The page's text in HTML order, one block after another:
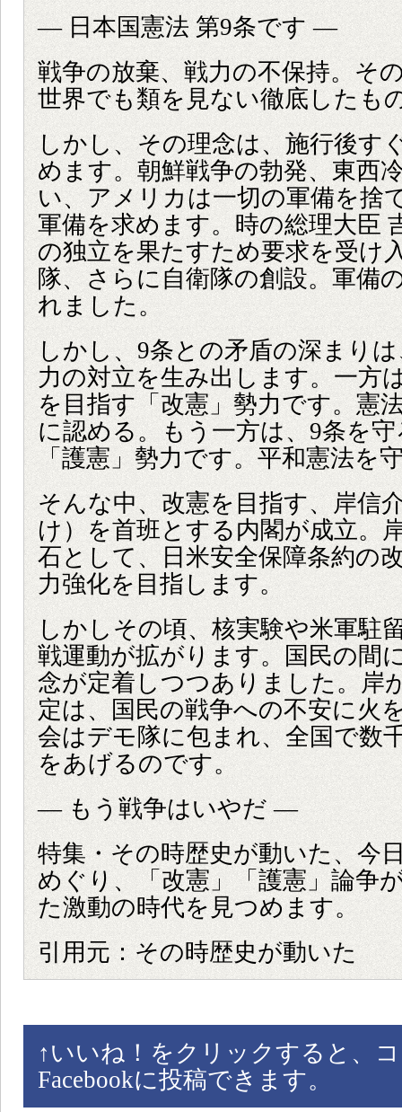
― 日本国憲法 第9条です ―
戦争の放棄、戦力の不保持。そ
世界でも類を見ない徹底したも
しかし、その理念は、施行後す
めます。朝鮮戦争の勃発、東西
い、アメリカは一切の軍備を捨
軍備を求めます。時の総理大臣
の独立を果たすため要求を受け
隊、さらに自衛隊の創設。軍備
れました。
しかし、9条との矛盾の深まり
力の対立を生み出します。一方
を目指す「改憲」勢力です。憲
に認める。もう一方は、9条を
「護憲」勢力です。平和憲法を
そんな中、改憲を目指す、岸信
け）を首班とする内閣が成立。
石として、日米安全保障条約の
力強化を目指します。
しかしその頃、核実験や米軍駐
戦運動が拡がります。国民の間
念が定着しつつありました。岸
定は、国民の戦争への不安に火
会はデモ隊に包まれ、全国で数
をあげるのです。
― もう戦争はいやだ ―
特集・その時歴史が動いた、今
めぐり、「改憲」「護憲」論争
た激動の時代を見つめます。
引用元：その時歴史が動いた
↑ いいね！をクリックすると、
Facebookに投稿できます。